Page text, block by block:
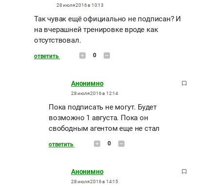
28 июля 2016 в 10:13
Так чувак ещё официально не подписан? И
на вчерашней тренировке вроде как
отсутствовал.
ответить 0
Анонимно
28 июля 2016 в 12:14
Пока подписать не могут. Будет
возможно 1 августа. Пока он
свободным агентом еще не стал
ответить 0
Анонимно
28 июля 2016 в 14:15